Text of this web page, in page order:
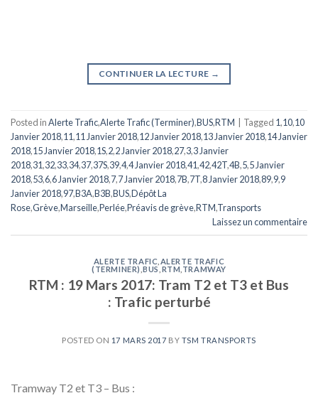
CONTINUER LA LECTURE →
Posted inAlerte Trafic,Alerte Trafic (Terminer),BUS,RTM Tagged 1,10,10
Janvier 2018,11,11 Janvier 2018,12 Janvier 2018,13 Janvier 2018,14 Janvier
2018,15 Janvier 2018,1S,2,2 Janvier 2018,27,3,3 Janvier
2018,31,32,33,34,37,37S,39,4,4 Janvier 2018,41,42,42T,4B,5,5 Janvier
2018,53,6,6 Janvier 2018,7,7 Janvier 2018,7B,7T,8 Janvier 2018,89,9,9
Janvier 2018,97,B3A,B3B,BUS,Dépôt La
Rose,Grève,Marseille,Perlée,Préavis de grève,RTM,Transports
Laissez un commentaire
ALERTE TRAFIC ALERTE TRAFIC
(TERMINER) ,BUS RTM TRAMWAY
RTM : 19 Mars 2017: Tram T2 et T3 et Bus
: Trafic perturbé
POSTED ON 17 MARS 2017 BY TSM TRANSPORTS
Tramway T2 et T3 – Bus :